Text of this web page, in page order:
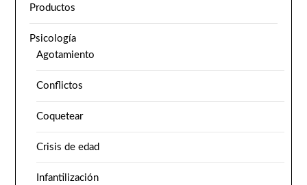
Productos
Psicología
Agotamiento
Conflictos
Coquetear
Crisis de edad
Infantilización